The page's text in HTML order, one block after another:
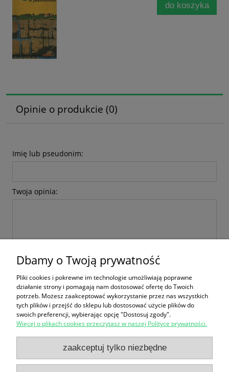
do koszyka
Opinie o produkcie (0)
Imię lub pseudonim:
Twoja opinia:
Zakupy
Pomoc
Dbamy o Twoją prywatność
Pliki cookies i pokrewne im technologie umożliwiają poprawne
działanie strony i pomagają nam dostosować ofertę do Twoich
potrzeb. Możesz zaakceptować wykorzystanie przez nas wszystkich
tych plików i przejść do sklepu lub dostosować użycie plików do
swoich preferencji, wybierając opcję "Dostosuj zgody".
Więcej o plikach cookies przeczytasz w naszej Polityce prywatności.
zaakceptuj tylko niezbędne